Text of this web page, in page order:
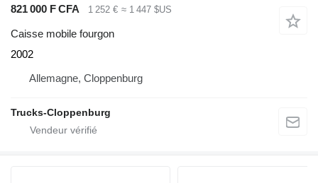
821 000 F CFA
1 252 € ≈ 1 447 $US
Caisse mobile fourgon
2002
Allemagne, Cloppenburg
Trucks-Cloppenburg